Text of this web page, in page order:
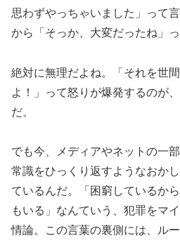
思わずやっちゃいました」って
から「そっか、大変だったね」
絶対に無理だよね。「それを世
よ！」って怒りが爆発するのが
だ。
でも今、メディアやネットの一
常識をひっくり返すようなおか
ているんだ。「困窮しているか
もいる」なんていう、犯罪をマ
情論。この言葉の裏側には、ル